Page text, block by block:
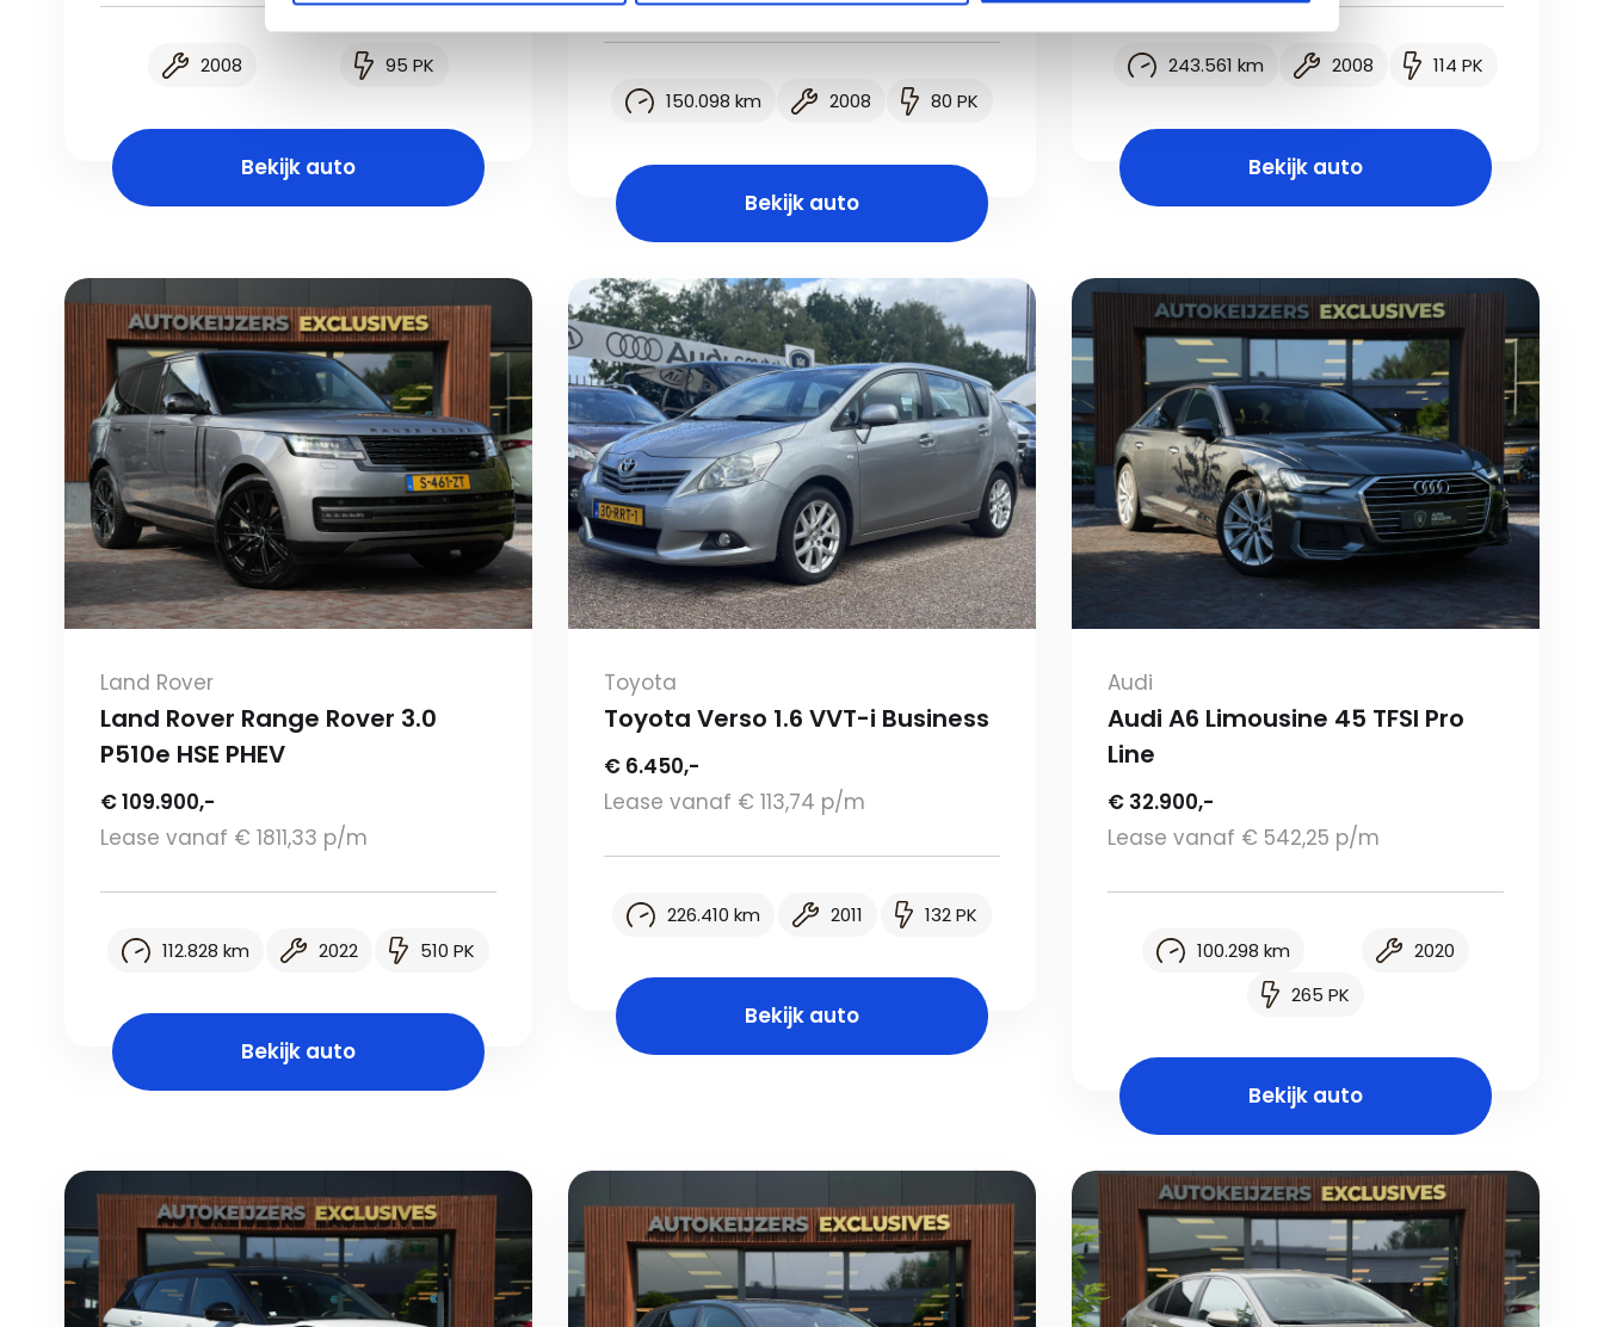
2008 95 PK
Bekijk auto
150.098 km 2008 80 PK
Bekijk auto
243.561 km 2008 114 PK
Bekijk auto
Land Rover
Land Rover Range Rover 3.0
P510e HSE PHEV
€ 109.900,-
Lease vanaf € 1811,33 p/m
112.828 km 2022 510 PK
Bekijk auto
Toyota
Toyota Verso 1.6 VVT-i Business
€ 6.450,-
Lease vanaf € 113,74 p/m
226.410 km 2011 132 PK
Bekijk auto
Audi
Audi A6 Limousine 45 TFSI Pro
Line
€ 32.900,-
Lease vanaf € 542,25 p/m
100.298 km
2020
265 PK
Bekijk auto